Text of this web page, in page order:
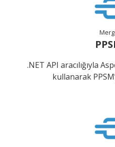
.NET API aracılığıyla
kullanarak